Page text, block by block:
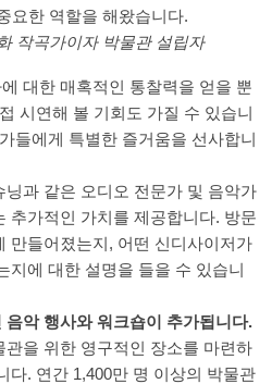
요한 역할을 해왔습니다.
작곡가이자 박물관 설립자
대한 매혹적인 통찰력을 얻을 뿐
시연해 볼 기회도 가질 수 있습니
들에게 특별한 즐거움을 선사합니
과 같은 오디오 전문가 및 음악가
추가적인 가치를 제공합니다. 방문
만들어졌는지, 어떤 신디사이저가
지에 대한 설명을 들을 수 있습니
악 행사와 워크숍이 추가됩니다.
을 위한 영구적인 장소를 마련하
다. 연간 1,400만 명 이상의 박물관